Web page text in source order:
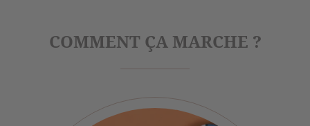
COMMENT ÇA MARCHE ?